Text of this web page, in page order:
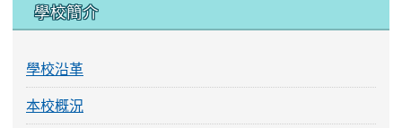
學校簡介
學校沿革
本校概況